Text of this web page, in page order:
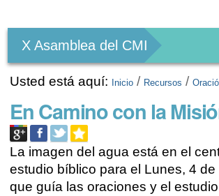
Personales
X Asamblea del CMI
Usted está aquí: Inicio / Recursos /
En Camino con la
La imagen del agua está en el
estudio bíblico para el Lunes, 4
que guía las oraciones y el